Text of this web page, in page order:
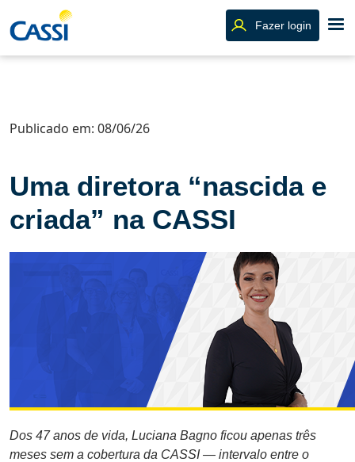
Fazer login
Publicado em: 08/06/26
Uma diretora “nascida e
criada” na CASSI
Dos 47 anos de vida, Luciana Bagno ficou apenas três
meses sem a cobertura da CASSI — intervalo entre o